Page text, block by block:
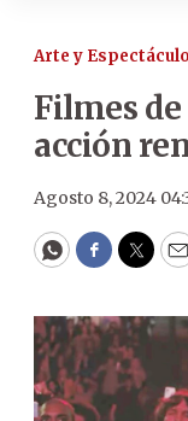
Arte y
Filmes
acción
Agosto 8, 2024
WhatsApp